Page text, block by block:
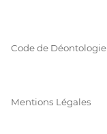
Code de Déontologie
Mentions Légales